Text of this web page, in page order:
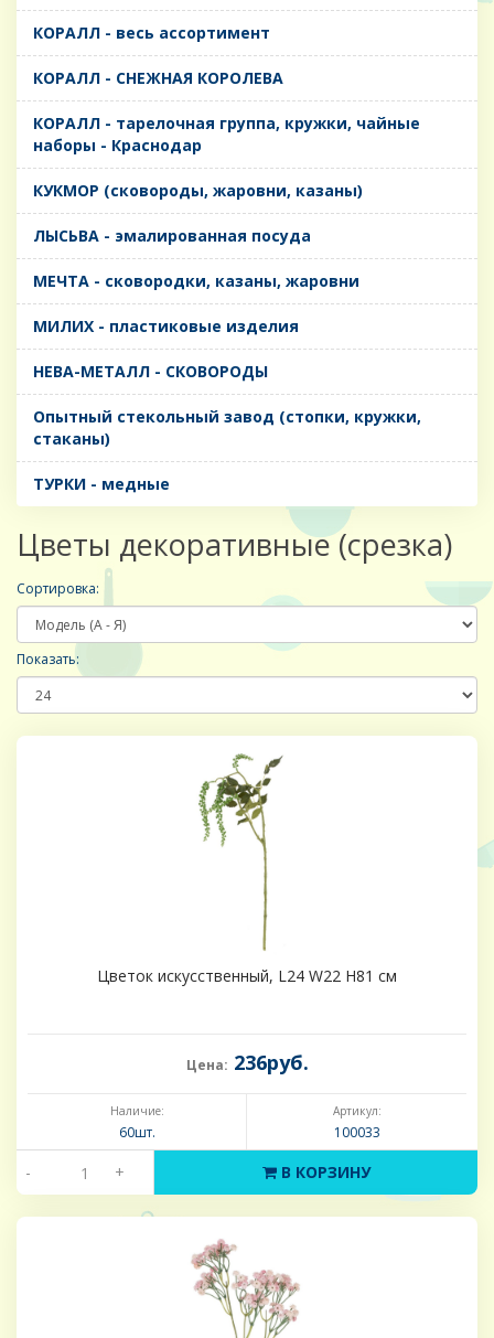
КОРАЛЛ - весь ассортимент
КОРАЛЛ - СНЕЖНАЯ КОРОЛЕВА
КОРАЛЛ - тарелочная группа, кружки, чайные
наборы - Краснодар
КУКМОР (сковороды, жаровни, казаны)
ЛЫСЬВА - эмалированная посуда
МЕЧТА - сковородки, казаны, жаровни
МИЛИХ - пластиковые изделия
НЕВА-МЕТАЛЛ - СКОВОРОДЫ
Опытный стекольный завод (стопки, кружки,
стаканы)
ТУРКИ - медные
Цветы декоративные (срезка)
Сортировка:
Показать:
Цветок искусственный, L24 W22 H81 см
Цена: 236руб.
Наличие:
60шт.
Артикул:
100033
- + В КОРЗИНУ